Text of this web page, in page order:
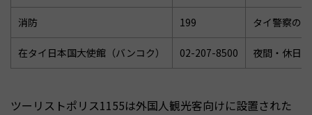
消防 199 タイ警察の
在タイ日本国大使館（バンコク） 02-207-8500 夜間・休日
ツーリストポリス1155は外国人観光客向けに設置された